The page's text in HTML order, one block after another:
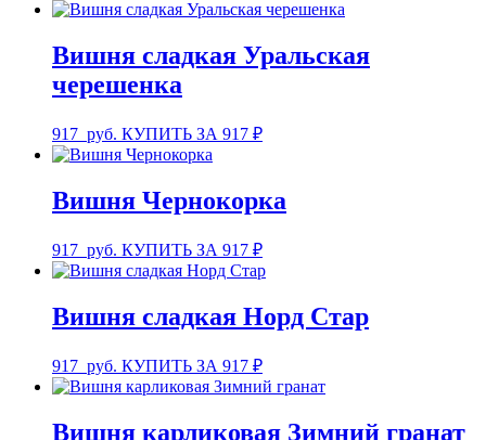
Вишня сладкая Уральская
черешенка
917 руб. КУПИТЬ ЗА 917 ₽
Вишня Чернокорка
917 руб. КУПИТЬ ЗА 917 ₽
Вишня сладкая Норд Стар
917 руб. КУПИТЬ ЗА 917 ₽
Вишня карликовая Зимний гранат